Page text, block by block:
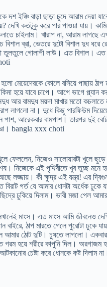
ইঞ্চি বাড়া ছাড়া চুদে আরাম দেয়া
দেখি কতটুকু করে পার পাওয়া যায়।
চাইলাম। খারাপ না, আরাম
ব্রা, ভেতরে দুটো বিশাল দুধ ধরে
গোলাপী লাউ। এত বিশাল। এত
মেয়েদেরকে কোলে বসিয়ে পাছায়
হয়ে যাবে চাপে। আগে ভাগে
আর বামদুধ ময়দা মাখার মতো
লাগলো না। দুধে কিছু পারফিউম
পাশ, আরেকবার বামপাশ। তারপর দুই
আরো। bangla xxx choti
ফেললেন, নিজেও সালোয়ারটা খুলে
নিজেকে এই পৃথিবীতে খুব তুচ্ছ মনে
লজ্জায়। কী ক্ষুদ্র এই যন্ত্র! এর
বিরাট গর্ত যে আমার ধোনটা অর্ধেক
ঢুকিয়ে দিলাম। ভাবী মজা পেল
মাংস। এত মাংস আমি জীবনেও
ঠাপ মারতে গেলে পুরোটা ঢুকে
আমার ঠোট দুটি। চুষতে লাগলো।
গরম হয়ে শরীরে কাপুনি দিল।
চেষ্টা করে ধোনকে কষ্ট দিলাম না।